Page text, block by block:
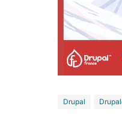
Drupal